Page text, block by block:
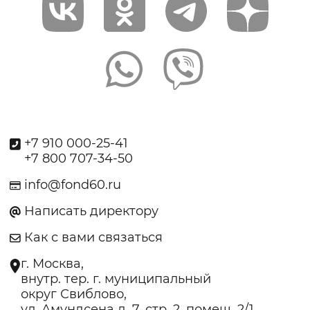
+7 910 000-25-41
+7 800 707-34-50
info@fond60.ru
Написать директору
Как с вами связаться
г. Москва,
внутр. тер. г. муниципальный
округ Свиблово,